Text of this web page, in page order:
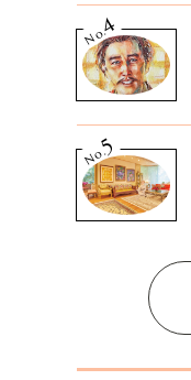
No.
4
No.
5